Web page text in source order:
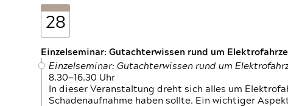
28
Einzelseminar: Gutachterwissen rund um
Einzelseminar: Gutachterwissen rund um
8.30—16.30 Uhr
In dieser Veranstaltung dreht sich alles um
Schadenaufnahme haben sollte. Ein wichtiger